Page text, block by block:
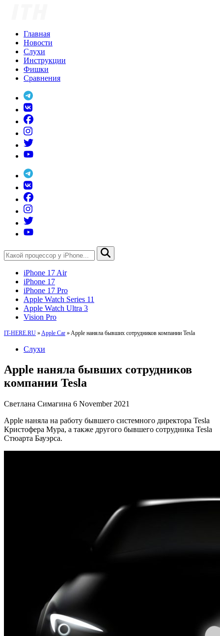
Главная
Новости
Слухи
Инструкции
Фишки
Сравнения
iPhone 17 Air
iPhone 17
iPhone 17 Pro
Apple Watch Series 11
Apple Watch Ultra 3
Vision Pro
IT-HERE.RU » Apple Car » Apple наняла бывших сотрудников компании Tesla
Слухи
Apple наняла бывших сотрудников
компании Tesla
Светлана Симагина 6 November 2021
Apple наняла на работу бывшего системного директора Tesla
Кристофера Мура, а также другого бывшего сотрудника Tesla
Стюарта Бауэрса.